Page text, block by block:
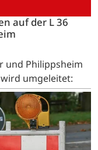
auf der L 36
und Philippsheim
umgeleitet: